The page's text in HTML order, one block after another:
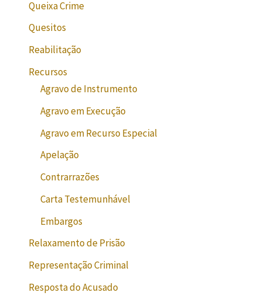
Queixa Crime
Quesitos
Reabilitação
Recursos
Agravo de Instrumento
Agravo em Execução
Agravo em Recurso Especial
Apelação
Contrarrazões
Carta Testemunhável
Embargos
Relaxamento de Prisão
Representação Criminal
Resposta do Acusado